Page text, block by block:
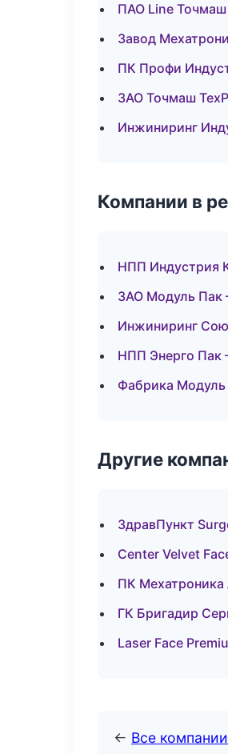
ПАО Line Точмаш
Завод
ПК Профи
ЗАО Точмаш
Инжиниринг
Компании в
НПП Индустрия
ЗАО Модуль Пак
Инжиниринг
НПП Энерго Пак
Фабрика
Другие
ЗдравПункт
Center Velvet
ПК
ГК Бригадир
Laser Face
← Все